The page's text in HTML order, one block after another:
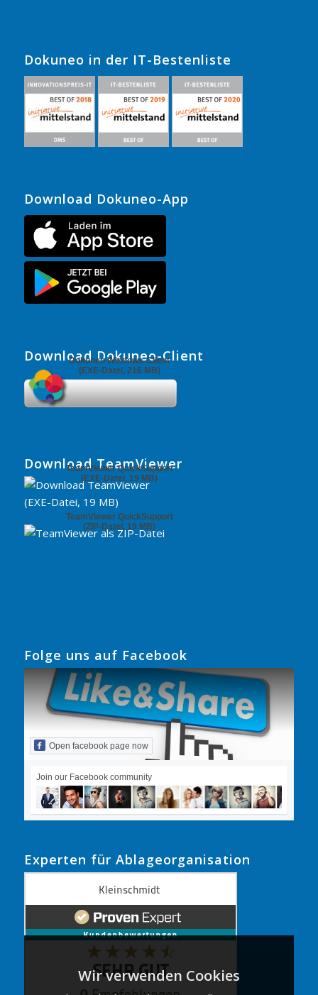
Dokuneo in der IT-Bestenliste
Download Dokuneo-App
Download Dokuneo-Client
Dokuneo Windows-Client
(EXE-Datei, 216 MB)
Download TeamViewer
TeamViewer QuickSupport
(EXE-Datei, 19 MB)
TeamViewer QuickSupport
(ZIP-Datei, 19 MB)
Folge uns auf Facebook
Open facebook page now
Join our Facebook community
Experten für Ablageorganisation
Wir verwenden Cookies